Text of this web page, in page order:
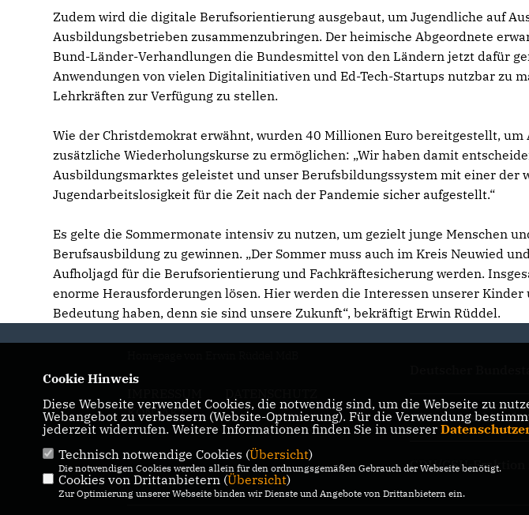
Zudem wird die digitale Berufsorientierung ausgebaut, um Jugendliche auf
Ausbildungsbetrieben zusammenzubringen. Der heimische Abgeordnete
Bund-Länder-Verhandlungen die Bundesmittel von den Ländern jetzt dafür
Anwendungen von vielen Digitalinitiativen und Ed-Tech-Startups nutzbar zu
Lehrkräften zur Verfügung zu stellen.
Wie der Christdemokrat erwähnt, wurden 40 Millionen Euro bereitgestellt,
zusätzliche Wiederholungskurse zu ermöglichen: „Wir haben damit
Ausbildungsmarktes geleistet und unser Berufsbildungssystem mit einer der
Jugendarbeitslosigkeit für die Zeit nach der Pandemie sicher aufgestellt.“
Es gelte die Sommermonate intensiv zu nutzen, um gezielt junge Menschen
Berufsausbildung zu gewinnen. „Der Sommer muss auch im Kreis Neuwied
Aufholjagd für die Berufsorientierung und Fachkräftesicherung werden.
enorme Herausforderungen lösen. Hier werden die Interessen unserer Kinder
Bedeutung haben, denn sie sind unsere Zukunft“, bekräftigt Erwin Rüddel.
KONTAKT
CDU Deutschlands
CDU/CSU-Fraktion
Cookie Hinweis
Diese Webseite verwendet Cookies, die notwendig sind, um die Webseite zu
Webangebot zu verbessern (Website-Optmierung). Für die Verwendung
jederzeit widerrufen. Weitere Informationen finden Sie in unserer
Technisch notwendige Cookies (Übersicht)
Die notwendigen Cookies werden allein für den ordnungsgemäßen Gebrauch der Webseite benötigt.
Cookies von Drittanbietern (Übersicht)
Zur Optimierung unserer Webseite binden wir Dienste und Angebote von Drittanbietern ein.